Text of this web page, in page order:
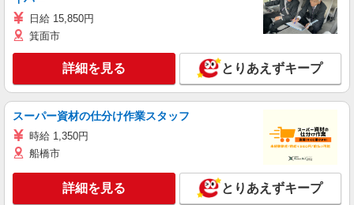
日給 15,850円
箕面市
詳細を見る とりあえずキープ
スーパー資材の仕分け作業スタッフ
時給 1,350円
船橋市
詳細を見る とりあえずキープ